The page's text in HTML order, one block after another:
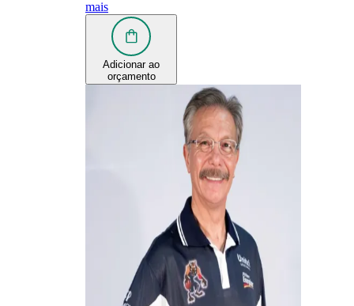
mais
Adicionar ao
orçamento